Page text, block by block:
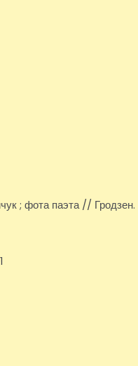
; фота паэта // Гродзен.